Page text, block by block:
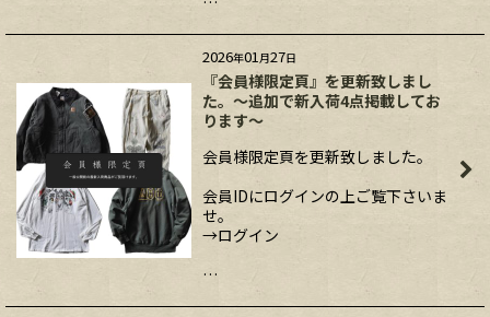
2026年01月27日
『会員様限定頁』を更新致しまし
た。～追加で新入荷4点掲載してお
ります～
会員様限定頁を更新致しました。
会員IDにログインの上ご覧下さいま
せ。
→ログイン
…